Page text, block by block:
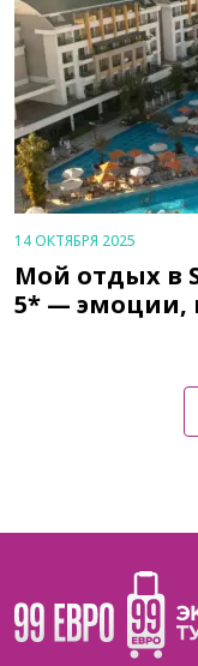
14 ОКТЯБРЯ 2025
Мой отдых в
5* — эмоции,